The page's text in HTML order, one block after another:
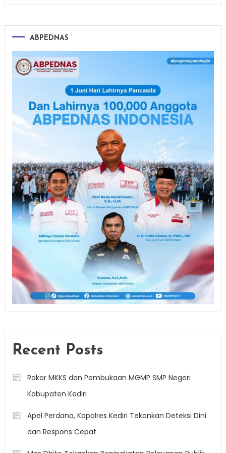
ABPEDNAS
Recent Posts
Rakor MKKS dan Pembukaan MGMP SMP Negeri
Kabupaten Kediri
Apel Perdana, Kapolres Kediri Tekankan Deteksi Dini
dan Respons Cepat